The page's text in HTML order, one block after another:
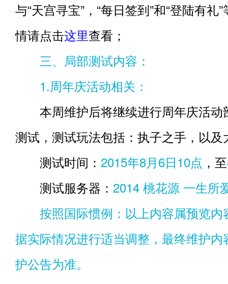
与“天宫寻宝”，“每日签到”和“登陆有礼
情请点击这里查看；
三、局部测试内容：
1.周年庆活动相关：
本周维护后将继续进行周年庆活动
测试，测试玩法包括：执子之手，以及
测试时间： 2015年8月6日10点 ，至
测试服务器： 2014 桃花源 一生所
按照国际惯例：以上内容属预览
据实际情况进行适当调整，最终维护
护公告为准。